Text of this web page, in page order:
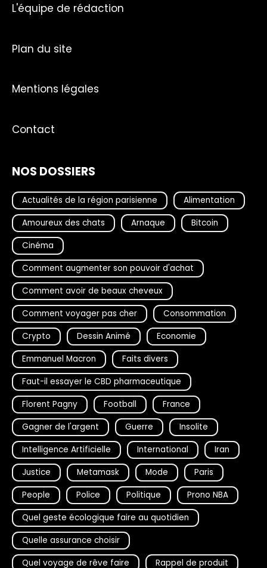
L'équipe de rédaction
Plan du site
Mentions légales
Contact
NOS DOSSIERS
Actualités de la région parisienne
Alimentation
Amoureux des chats
Arnaque
Bitcoin
Cinéma
Comment augmenter son pouvoir d'achat
Comment avoir de beaux cheveux
Comment voyager pas cher
Consommation
Crypto
Dessin Animé
Economie
Emmanuel Macron
Faits divers
Faut-il essayer le CBD pharmaceutique
Florent Pagny
Football
France
Gagner de l'argent
Guerre
Insolite
Intelligence Artificielle
International
Iran
Justice
Metamask Mode
Paris
People
Police Politique
Prono NBA
Quel geste écologique faire au quotidien
Quelle assurance choisir
Quel voyage de rêve faire
Rappel de produit